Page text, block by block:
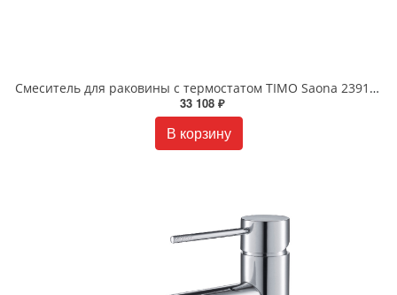
Смеситель для раковины с термостатом TIMO Saona 2391/00SM хром
33 108 ₽
В корзину